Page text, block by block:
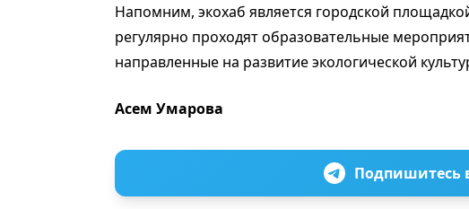
Напомним, экохаб является городской
регулярно проходят образовательные
направленные на развитие экологической
Асем Умарова
Подпишитесь